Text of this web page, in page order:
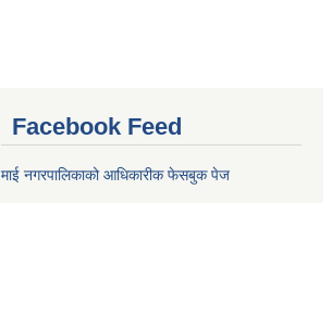
Facebook Feed
माई नगरपालिकाको आधिकारीक फेसबुक पेज